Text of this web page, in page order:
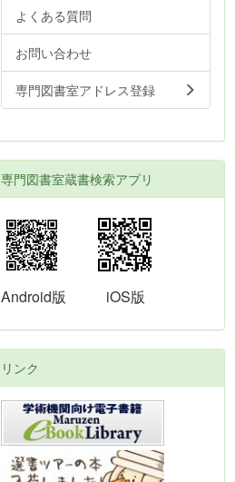
よくある質問
お問い合わせ
専門図書室アドレス登録
専門図書室蔵書検索アプリ
Android版 iOS版
リンク